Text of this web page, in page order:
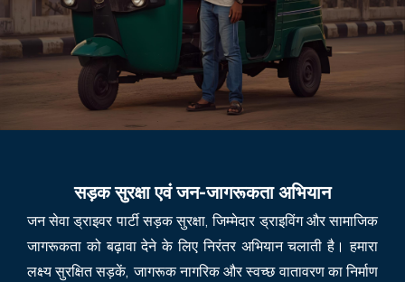
सड़क सुरक्षा एवं जन-जागरूकता अभियान
जन सेवा ड्राइवर पार्टी सड़क सुरक्षा, जिम्मेदार ड्राइविंग और सामाजिक
जागरूकता को बढ़ावा देने के लिए निरंतर अभियान चलाती है। हमारा
लक्ष्य सुरक्षित सड़कें, जागरूक नागरिक और स्वच्छ वातावरण का निर्माण